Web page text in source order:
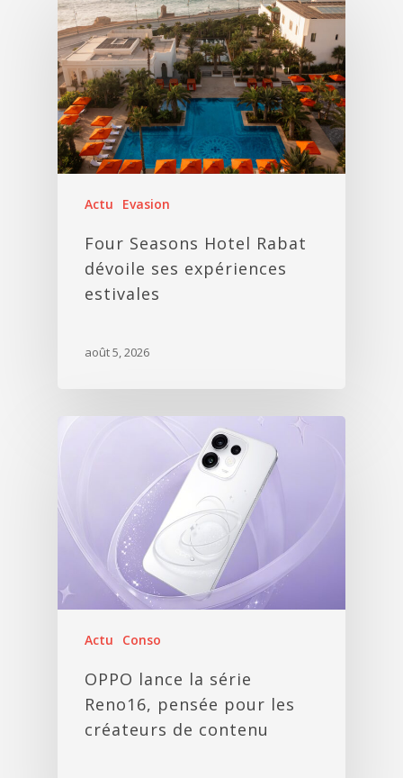
Actu Evasion
Four Seasons Hotel Rabat
dévoile ses expériences
estivales
août 5, 2026
Actu Conso
OPPO lance la série
Reno16, pensée pour les
créateurs de contenu